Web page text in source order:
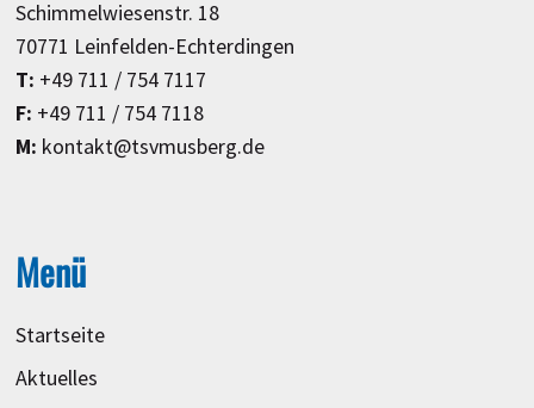
Schimmelwiesenstr. 18
70771 Leinfelden-Echterdingen
T: +49 711 / 754 7117
F: +49 711 / 754 7118
M: kontakt@tsvmusberg.de
Menü
Startseite
Aktuelles